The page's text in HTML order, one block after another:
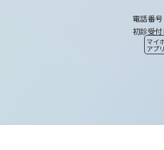
電話番号
初診受
マイ
アプ